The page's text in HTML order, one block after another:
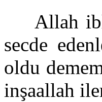
Allah
secde
oldu
inşaallah